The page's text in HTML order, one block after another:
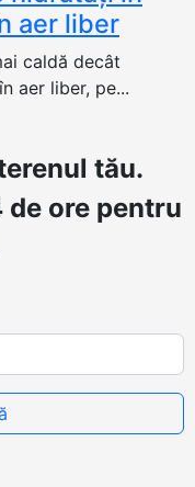
aer liber
caldă decât
aer liber, pe...
tău.
de ore pentru